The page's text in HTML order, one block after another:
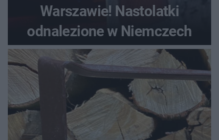
Warszawie! Nastolatki
odnalezione w Niemczech